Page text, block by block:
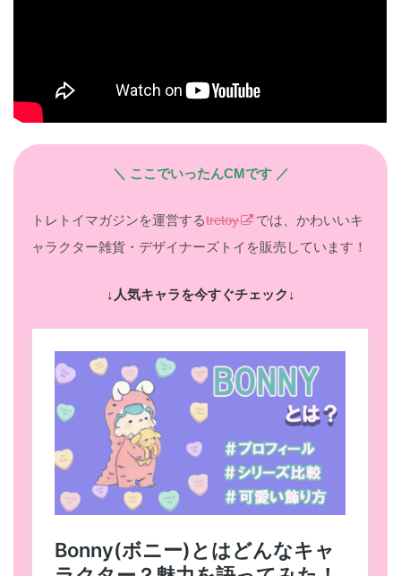
＼ ここでいったんCMです ／
トレトイマガジンを運営するtretoy
では、かわいいキ
ャラクター雑貨・デザイナーズトイを販売しています！
↓人気キャラを今すぐチェック↓